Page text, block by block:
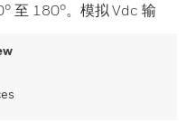
至 180°。模拟 Vdc 输